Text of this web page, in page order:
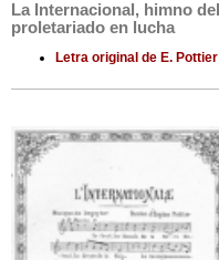
La Internacional, himno del
proletariado en lucha
Letra original de E. Pottier